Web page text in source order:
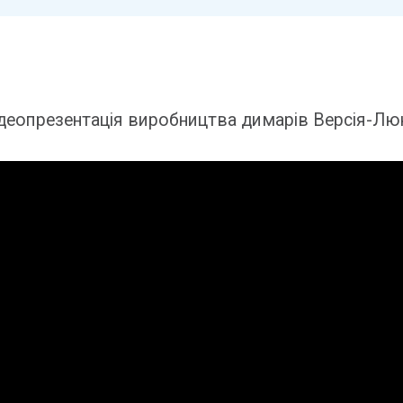
виробництва димарів Версія-